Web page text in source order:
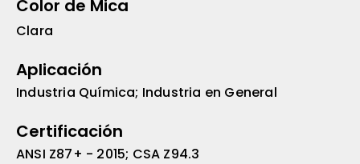
Color de Mica
Clara
Aplicación
Industria Química; Industria en General
Certificación
ANSI Z87+ - 2015; CSA Z94.3